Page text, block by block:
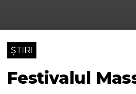
ȘTIRI
Festivalul